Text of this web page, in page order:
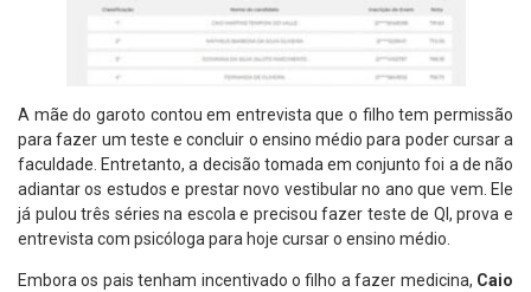
A mãe do garoto contou em entrevista que o filho tem permissão
para fazer um teste e concluir o ensino médio para poder cursar a
faculdade. Entretanto, a decisão tomada em conjunto foi a de não
adiantar os estudos e prestar novo vestibular no ano que vem. Ele
já pulou três séries na escola e precisou fazer teste de QI, prova e
entrevista com psicóloga para hoje cursar o ensino médio.
Embora os pais tenham incentivado o filho a fazer medicina, Caio